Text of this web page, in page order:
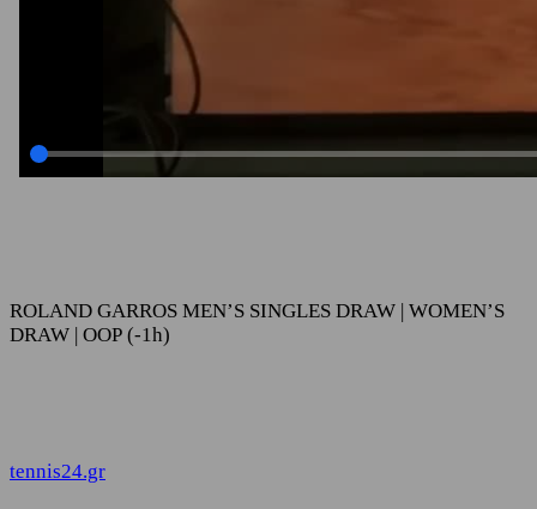
ROLAND GARROS MEN’S SINGLES DRAW | WOMEN’S
DRAW | OOP (-1h)
tennis24.gr